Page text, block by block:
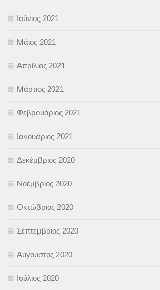
Ιούνιος 2021
Μάιος 2021
Απρίλιος 2021
Μάρτιος 2021
Φεβρουάριος 2021
Ιανουάριος 2021
Δεκέμβριος 2020
Νοέμβριος 2020
Οκτώβριος 2020
Σεπτέμβριος 2020
Αύγουστος 2020
Ιούλιος 2020